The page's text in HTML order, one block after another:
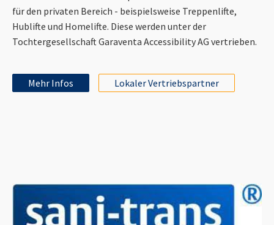
für den privaten Bereich - beispielsweise Treppenlifte,
Hublifte und Homelifte. Diese werden unter der
Tochtergesellschaft Garaventa Accessibility AG vertrieben.
Mehr Infos Lokaler Vertriebspartner